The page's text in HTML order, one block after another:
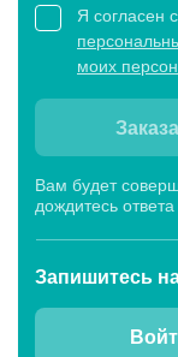
Я согласен
моих
Вам будет
дождитесь
Запишитесь